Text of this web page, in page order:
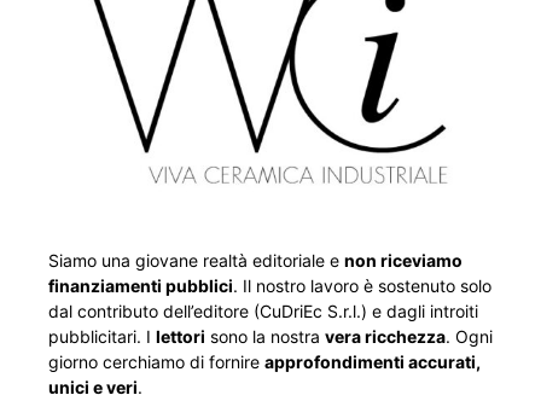
Siamo una giovane realtà editoriale e non riceviamo
finanziamenti pubblici. Il nostro lavoro è sostenuto solo
dal contributo dell’editore (CuDriEc S.r.l.) e dagli introiti
pubblicitari. I lettori sono la nostra vera ricchezza. Ogni
giorno cerchiamo di fornire approfondimenti accurati,
unici e veri.